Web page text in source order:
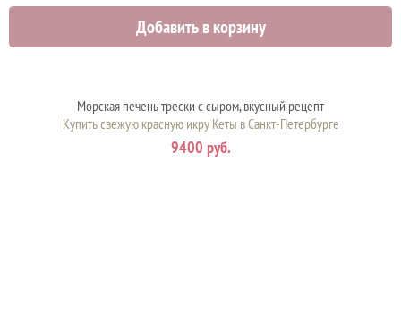
Добавить в корзину
Морская печень трески с сыром, вкусный рецепт
Купить свежую красную икру Кеты в Санкт-Петербурге
9400 руб.